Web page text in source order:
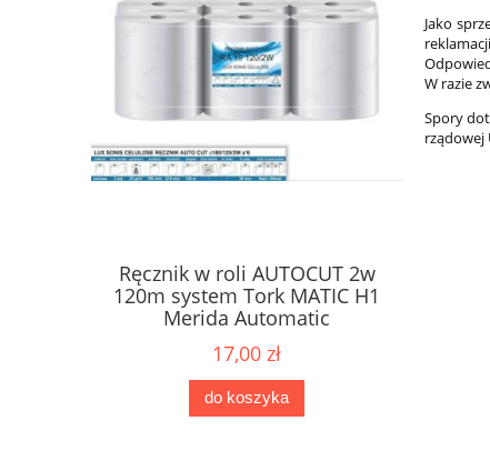
Ręcznik w roli AUTOCUT 2w
120m system Tork MATIC H1
Merida Automatic
17,00 zł
do koszyka
Jako
W razie
Spory
rządowej